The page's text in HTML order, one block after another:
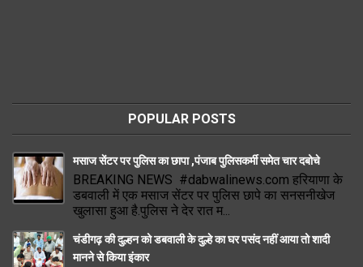
POPULAR POSTS
मसाज सेंटर पर पुलिस का छापा ,पंजाब पुलिसकर्मी समेत चार दबोचे
BREAKING NEWS #dabwalinews.com हरियाणा के
डबवाली में एक मसाज सेंटर पर पुलिस छापे का सनसनीखेज
खुलासा हुआ है.पुलिस ने देर रात म...
चंडीगढ़ की दुल्हन को डबवाली के दुल्हे का घर पसंद नहीं आया तो शादी
मानने से किया इंकार